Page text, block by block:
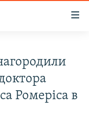
Ромеріса в